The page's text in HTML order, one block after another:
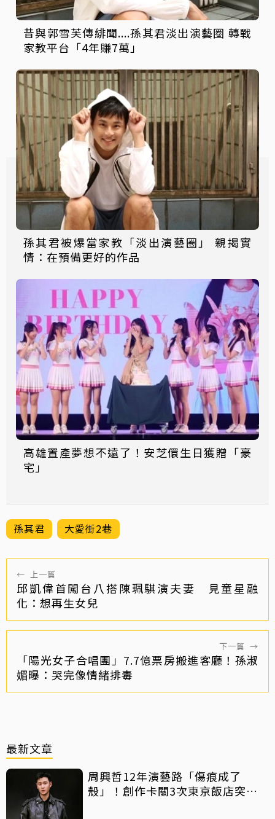
昔與郭雪芙傳緋聞....孫其君淡出演藝圈 轉戰
家教平台「4年賺7萬」
孫其君被爆當家教「淡出演藝圈」 親揭實
情：在預備更好的作品
高雄置產夢想不遠了！安芝儇生日獲贈「豪
宅」
孫其君 大愛街2巷
← 上一篇
邱凱偉首闖台八搭陳珮騏演夫妻 見童星融
化：想再生女兒
下一篇 →
「陽光女子合唱團」7.7億票房搬進客廳！孫淑
媚曝：哭完像情緒排毒
最新文章
周興哲12年演藝路「傷痕成了
殼」！創作卡關3次東京飯店突找